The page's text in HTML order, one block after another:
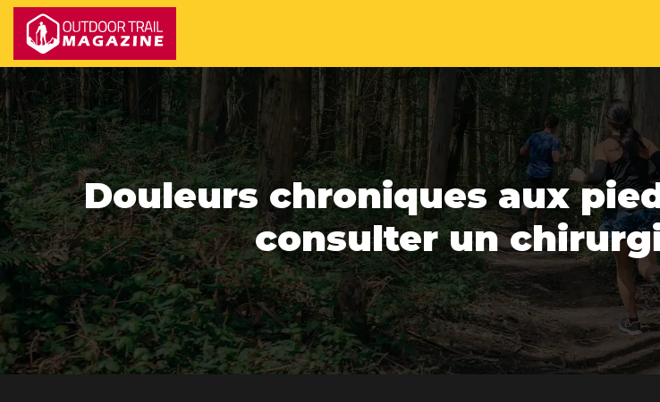
Douleurs chroniques aux
consulter un